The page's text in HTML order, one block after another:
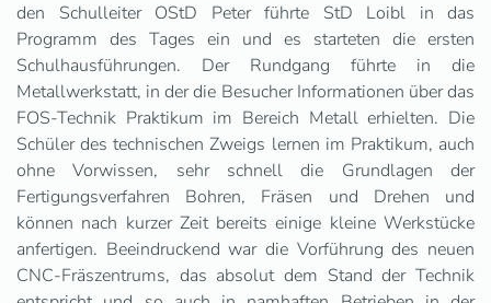
den Schulleiter OStD Peter führte StD Loibl in das
Programm des Tages ein und es starteten die ersten
Schulhausführungen. Der Rundgang führte in die
Metallwerkstatt, in der die Besucher Informationen über das
FOS-Technik Praktikum im Bereich Metall erhielten. Die
Schüler des technischen Zweigs lernen im Praktikum, auch
ohne Vorwissen, sehr schnell die Grundlagen der
Fertigungsverfahren Bohren, Fräsen und Drehen und
können nach kurzer Zeit bereits einige kleine Werkstücke
anfertigen. Beeindruckend war die Vorführung des neuen
CNC-Fräszentrums, das absolut dem Stand der Technik